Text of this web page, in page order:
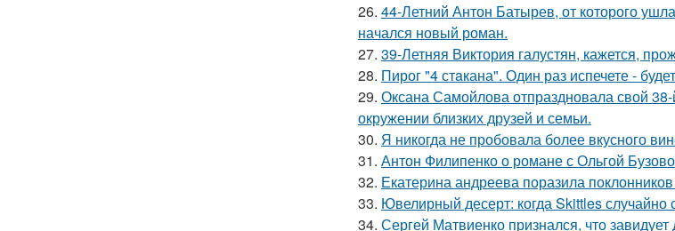
26. 44-Летний Антон Батырев, от которого
начался новый роман.
27. 39-Летняя Виктория галустян, кажется,
28. Пирог "4 стaкана". Один раз испечете -
29. Оксана Самойлова отпраздновала свой
окружении близких друзей и семьи.
30. Я никогда не пробовала более вкусного
31. Антон Филипенко о романе с Ольгой
32. Екатерина андреева поразила
33. Ювелирный десерт: когда Skittles случайно
34. Сергей Матвиенко признался, что